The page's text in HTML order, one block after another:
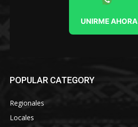
UNIRME AHORA
POPULAR CATEGORY
Regionales
Locales